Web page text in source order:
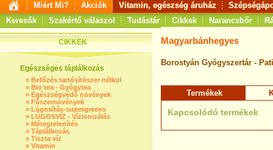
Miért Mi? Akciók Vitamin, egészség áruház
Keresők
Szakértő válaszol Tudástár Cikkek Narancsbőr
CIKKEK
Egészséges táplálkozás
» Befőzés tartósítószer nélkül
» Bio tea - Gyógytea
» Egészségvédő növények
» Fűszernövények
» Lúgosítás-supergreens
» LÚGOSVÍZ - Vízionizálás
» Méregtelenítés
» Táplálkozás
» Tiszta víz
» Vitamin
Magyarbánhegyes
Borostyán Gyógyszertár -
Termékek
Kapcsolódó termékek